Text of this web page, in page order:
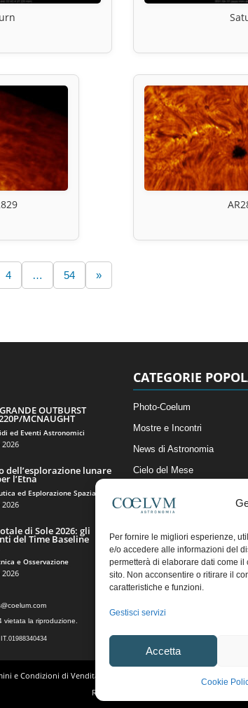
Per fornire le migliori esperienze,
e/o accedere alle informazioni del
permetterà di elaborare dati come
sito. Non acconsentire o ritirare il
caratteristiche e funzioni.
Gestisci servizi
Accetta
Cookie
4 … 54 »
OUTBURST
MCNAUGHT
ed Eventi Astronomici
dell’esplorazione lunare
l’Etna
ed Esplorazione Spaziale
di Sole 2026: gli
del Time Baseline
e Osservazione
CATEGORIE
Photo-Coelum
Mostre e Incontri
News di Astronomia
Cielo del Mese
Articoli e Risorse On-Line
Il Blog della Redazione
vietata la riproduzione.
e Condizioni di Vendita
Regolamento Community e Aree di